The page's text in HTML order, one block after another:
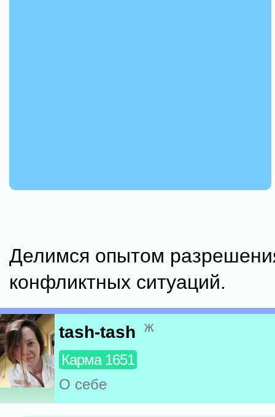
Делимся опытом
конфликтных ситуаций.
tash-tash ж
Карма 1651
О себе